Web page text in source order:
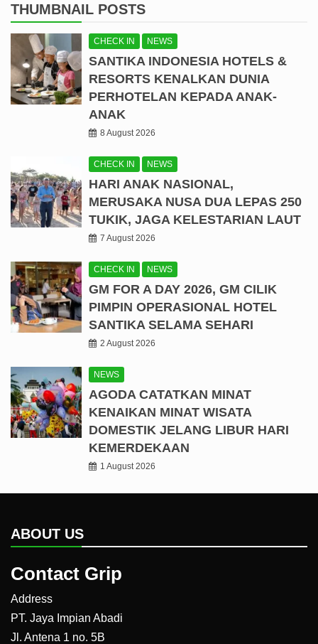
THUMBNAIL POSTS
CHECK IN NEWS
SANTIKA INDONESIA HOTELS &
RESORTS KENALKAN DUNIA
PERHOTELAN KEPADA ANAK-
ANAK
8 August 2026
CHECK IN NEWS
HARI ANAK NASIONAL,
MERUSAKA NUSA DUA LEPAS 250
TUKIK, JAGA KELESTARIAN LAUT
7 August 2026
CHECK IN NEWS
GM FOR A DAY 2026, GM CILIK
PIMPIN OPERASIONAL HOTEL
SANTIKA SELAMA SEHARI
2 August 2026
NEWS
AGODA CATATKAN MINAT
KENAIKAN MINAT WISATA
DOMESTIK JELANG LIBUR HARI
KEMERDEKAAN
1 August 2026
ABOUT US
Contact Grip
Address
PT. Jaya Impian Abadi
Jl. Antena 1 no. 5B